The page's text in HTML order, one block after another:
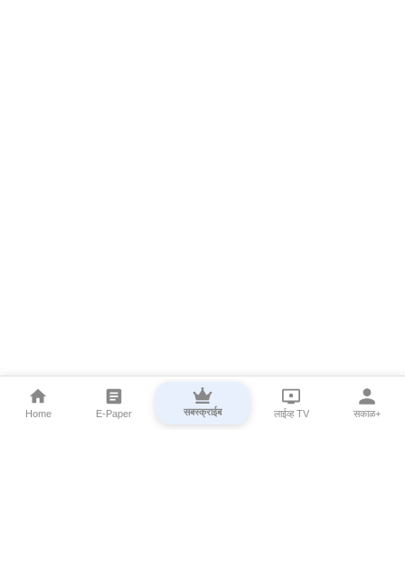
Home E-Paper सबस्क्राईब लाईव्ह TV सकाळ+